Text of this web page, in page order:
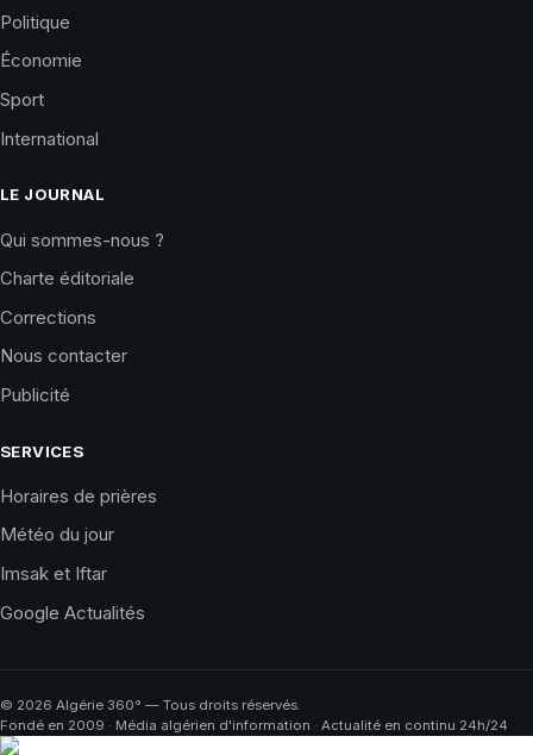
Politique
Économie
Sport
International
LE JOURNAL
Qui sommes-nous ?
Charte éditoriale
Corrections
Nous contacter
Publicité
SERVICES
Horaires de prières
Météo du jour
Imsak et Iftar
Google Actualités
© 2026 Algérie 360° — Tous droits réservés.
Fondé en 2009 · Média algérien d'information · Actualité en continu 24h/24